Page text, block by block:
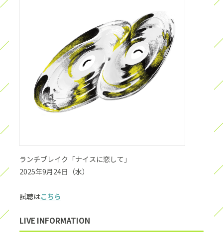
ランチブレイク「ナイスに恋して」
2025年9月24日（水）
試聴はこちら
LIVE INFORMATION